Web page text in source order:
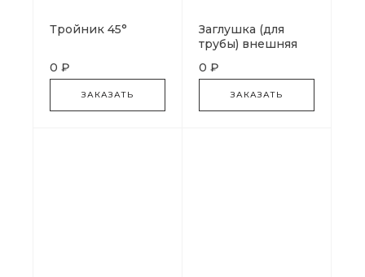
Тройник 45°
0 ₽
ЗАКАЗАТЬ
Заглушка (для
трубы) внешняя
0 ₽
ЗАКАЗАТЬ